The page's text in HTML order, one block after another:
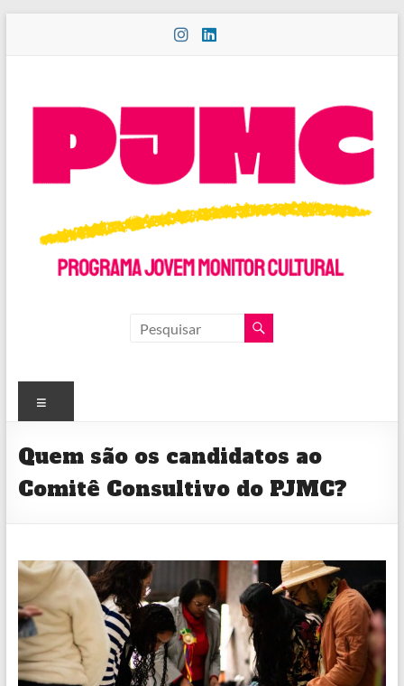
PROGRAMA
MONITOR
CULTURAL
Quem são os candidatos ao
Comitê Consultivo do PJMC?